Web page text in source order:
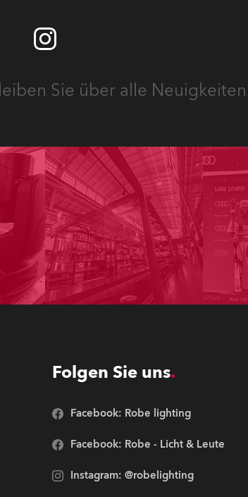
Sie über alle
Folgen Sie uns
Facebook: Robe lighting
Facebook: Robe - Licht & Leute
Instagram: @robelighting